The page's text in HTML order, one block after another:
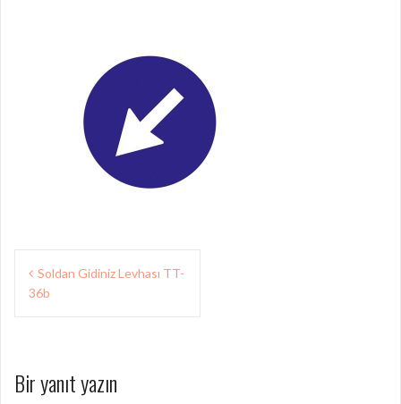
Yazı
gezinmesi
Soldan Gidiniz Levhası TT-
36b
Bir yanıt yazın